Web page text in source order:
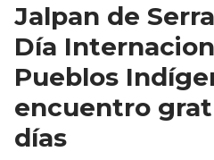
Jalpan de
Día
Pueblos
encuentro
días